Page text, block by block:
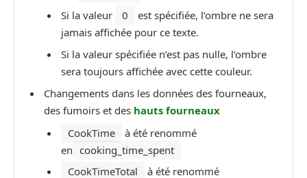
Si la valeur 0
est spécifiée, l’ombre ne sera
jamais affichée pour ce texte.
Si la valeur spécifiée n’est pas nulle, l’ombre
sera toujours affichée avec cette couleur.
Changements dans les données des fourneaux,
des fumoirs et des hauts fourneaux
CookTime
à été renommé
en cooking_time_spent
CookTimeTotal
à été renommé